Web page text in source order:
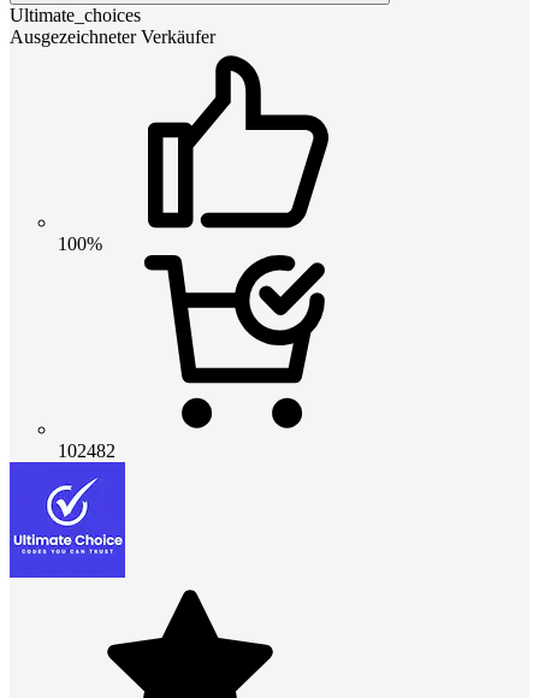
Ultimate_choices
Ausgezeichneter Verkäufer
100%
102482